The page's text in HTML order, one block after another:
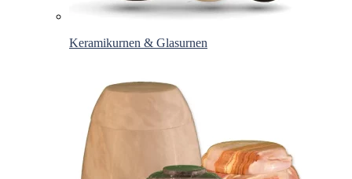
Keramikurnen & Glasurnen